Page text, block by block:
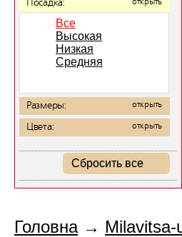
Посадка: открыть
Все
Высокая
Низкая
Средняя
Размеры: открыть
Цвета: открыть
Сбросить все
Головна→ Milavitsa-